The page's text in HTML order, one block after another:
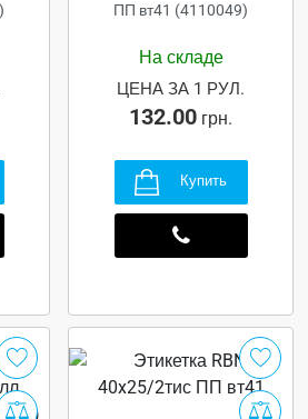
ПП вт41 (4110049)
На складе
132.00 грн.
ЦЕНА ЗА 1 РУЛ.
Купить